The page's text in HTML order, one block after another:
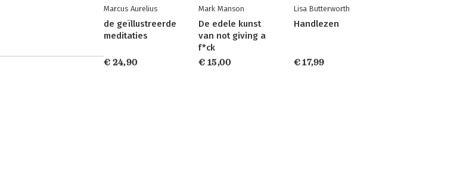
Marcus Aurelius
de geïllustreerde
meditaties
€ 24,90
Mark Manson
De edele kunst
van not giving a
f*ck
€ 15,00
Lisa Butterworth
Handlezen
€ 17,99